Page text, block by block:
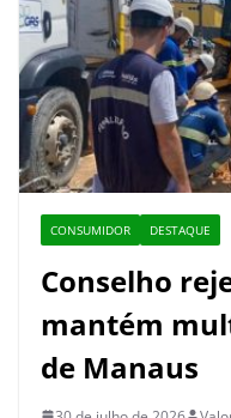
CONSUMIDOR DESTAQUE
Conselho
mantém
de Manaus